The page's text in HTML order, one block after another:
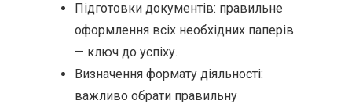
Підготовки документів: правильне
оформлення всіх необхідних паперів
— ключ до успіху.
Визначення формату діяльності:
важливо обрати правильну